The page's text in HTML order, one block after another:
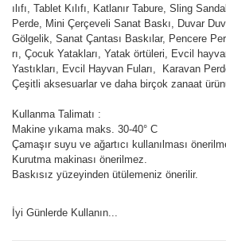
ılıfı, Tablet Kılıfı, Katlanır Tabure, Sling
Perde, Mini Çerçeveli Sanat Baskı, Duvar
Gölgelik, Sanat Çantası Baskılar, Pencere
rı, Çocuk Yatakları, Yatak örtüleri, Evcil
Yastıkları, Evcil Hayvan Fuları, Karavan
Çeşitli aksesuarlar ve daha birçok zanaat
Kullanma Talimatı :
Makine yıkama maks. 30-40° C
Çamaşır suyu ve ağartıcı kullanılması
Kurutma makinası önerilmez.
Baskısız yüzeyinden ütülemeniz önerilir.
İyi Günlerde Kullanın...